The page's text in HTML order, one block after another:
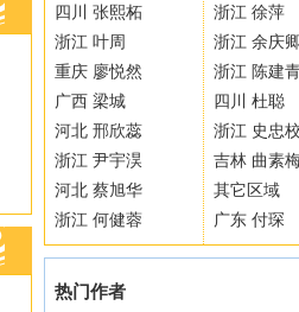
四川 张熙柘
浙江 叶周
重庆 廖悦然
广西 梁城
河北 邢欣蕊
浙江 尹宇淏
河北 蔡旭华
浙江 何健蓉
浙江 徐萍
浙江 余庆
浙江 陈建
四川 杜聪
浙江 史忠
吉林 曲素
其它区域
广东 付琛
热门作者